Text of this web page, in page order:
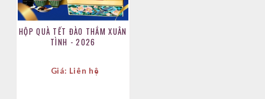
HỘP QUÀ TẾT ĐÀO THẮM XUÂN
TÌNH - 2026
Giá: Liên hệ